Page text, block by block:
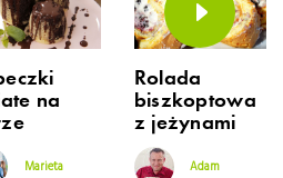
na
Marieta
Rolada
biszkoptowa
z jeżynami
Adam